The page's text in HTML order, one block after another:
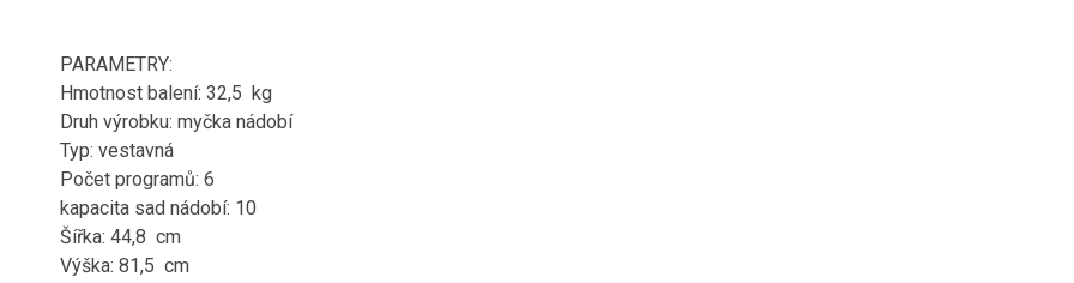
PARAMETRY:
Hmotnost balení: 32,5 kg
Druh výrobku: myčka nádobí
Typ: vestavná
Počet programů: 6
kapacita sad nádobí: 10
Šířka: 44,8 cm
Výška: 81,5 cm